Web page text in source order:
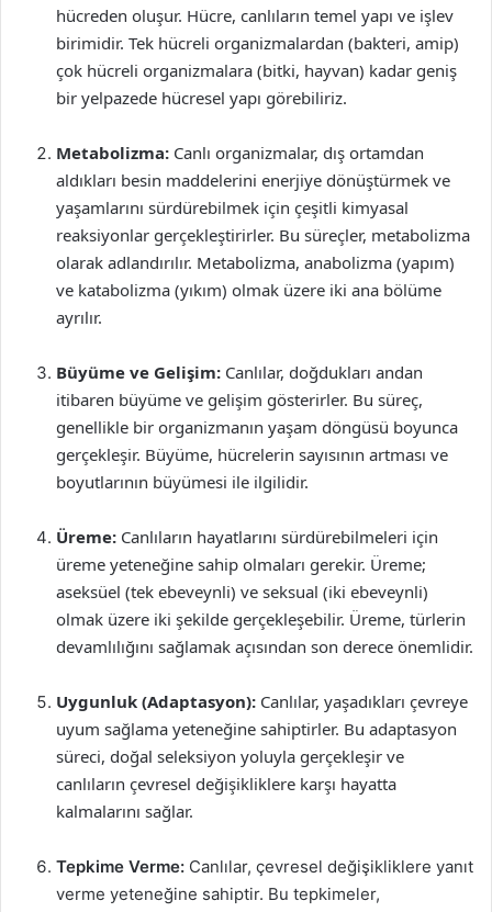
hücreden oluşur. Hücre, canlıların temel yapı ve işlev
birimidir. Tek hücreli organizmalardan (bakteri, amip)
çok hücreli organizmalara (bitki, hayvan) kadar geniş
bir yelpazede hücresel yapı görebiliriz.
Metabolizma: Canlı organizmalar, dış ortamdan
aldıkları besin maddelerini enerjiye dönüştürmek ve
yaşamlarını sürdürebilmek için çeşitli kimyasal
reaksiyonlar gerçekleştirirler. Bu süreçler, metabolizma
olarak adlandırılır. Metabolizma, anabolizma (yapım)
ve katabolizma (yıkım) olmak üzere iki ana bölüme
ayrılır.
Büyüme ve Gelişim: Canlılar, doğdukları andan
itibaren büyüme ve gelişim gösterirler. Bu süreç,
genellikle bir organizmanın yaşam döngüsü boyunca
gerçekleşir. Büyüme, hücrelerin sayısının artması ve
boyutlarının büyümesi ile ilgilidir.
Üreme: Canlıların hayatlarını sürdürebilmeleri için
üreme yeteneğine sahip olmaları gerekir. Üreme;
aseksüel (tek ebeveynli) ve seksual (iki ebeveynli)
olmak üzere iki şekilde gerçekleşebilir. Üreme, türlerin
devamlılığını sağlamak açısından son derece önemlidir.
Uygunluk (Adaptasyon): Canlılar, yaşadıkları çevreye
uyum sağlama yeteneğine sahiptirler. Bu adaptasyon
süreci, doğal seleksiyon yoluyla gerçekleşir ve
canlıların çevresel değişikliklere karşı hayatta
kalmalarını sağlar.
Tepkime Verme: Canlılar, çevresel değişikliklere yanıt
verme yeteneğine sahiptir. Bu tepkimeler,